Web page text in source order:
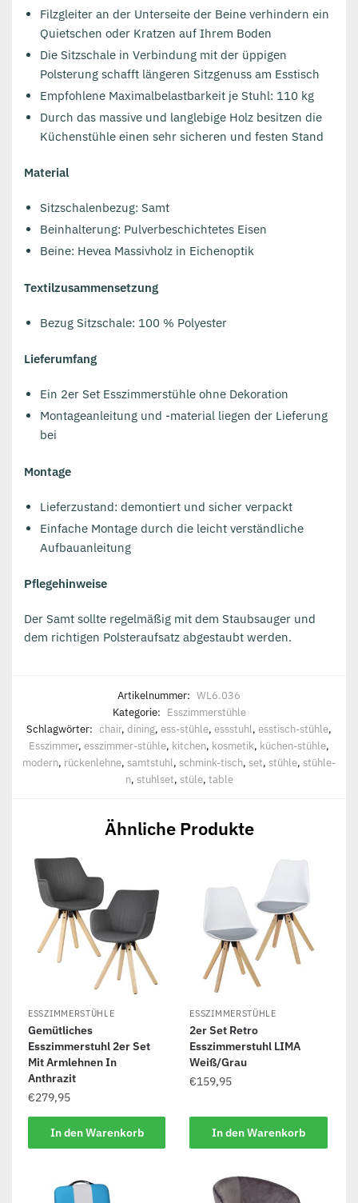
Filzgleiter an der Unterseite der Beine verhindern ein
Quietschen oder Kratzen auf Ihrem Boden
Die Sitzschale in Verbindung mit der üppigen
Polsterung schafft längeren Sitzgenuss am Esstisch
Empfohlene Maximalbelastbarkeit je Stuhl: 110 kg
Durch das massive und langlebige Holz besitzen die
Küchenstühle einen sehr sicheren und festen Stand
Material
Sitzschalenbezug: Samt
Beinhalterung: Pulverbeschichtetes Eisen
Beine: Hevea Massivholz in Eichenoptik
Textilzusammensetzung
Bezug Sitzschale: 100 % Polyester
Lieferumfang
Ein 2er Set Esszimmerstühle ohne Dekoration
Montageanleitung und -material liegen der Lieferung
bei
Montage
Lieferzustand: demontiert und sicher verpackt
Einfache Montage durch die leicht verständliche
Aufbauanleitung
Pflegehinweise
Der Samt sollte regelmäßig mit dem Staubsauger und
dem richtigen Polsteraufsatz abgestaubt werden.
Artikelnummer: WL6.036
Kategorie: Esszimmerstühle
Schlagwörter: chair, dining, ess-stühle, essstuhl, esstisch-stühle,
Esszimmer, esszimmer-stühle, kitchen, kosmetik, küchen-stühle,
modern, rückenlehne, samtstuhl, schmink-tisch, set, stühle, stühle-
n, stuhlset, stüle, table
Ähnliche Produkte
ESSZIMMERSTÜHLE
Gemütliches
Esszimmerstuhl 2er Set
Mit Armlehnen In
Anthrazit
€279,95
In den Warenkorb
ESSZIMMERSTÜHLE
2er Set Retro
Esszimmerstuhl LIMA
Weiß/grau
€159,95
In den Warenkorb